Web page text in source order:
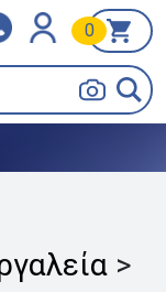
0
NOW
>